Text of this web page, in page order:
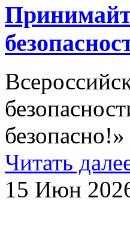
безопасно!»
Читать
15 Июн